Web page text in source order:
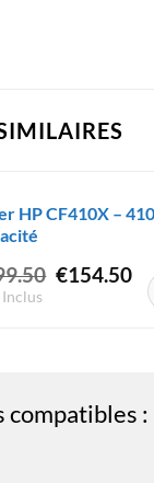
HP CF410X –
Le
€154.50Le
prix
compatibles :